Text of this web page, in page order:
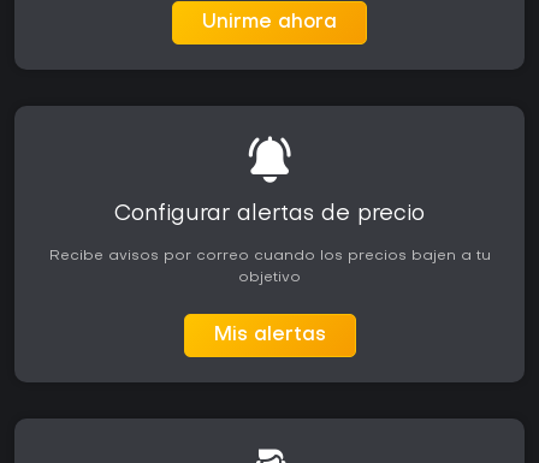
Unirme ahora
Configurar alertas de precio
Recibe avisos por correo cuando los precios bajen a tu
objetivo
Mis alertas